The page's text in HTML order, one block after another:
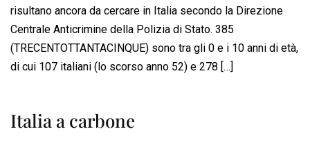
risultano ancora da cercare in Italia secondo la Direzione
Centrale Anticrimine della Polizia di Stato. 385
(TRECENTOTTANTACINQUE) sono tra gli 0 e i 10 anni di età,
di cui 107 italiani (lo scorso anno 52) e 278 […]
Italia a carbone